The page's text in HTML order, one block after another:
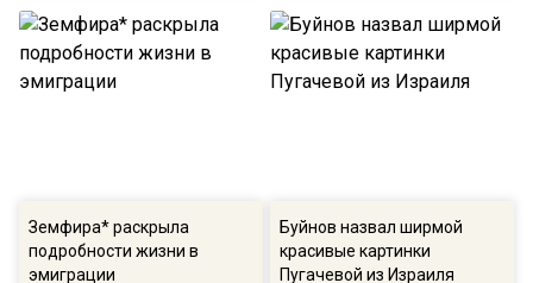
Земфира* раскрыла
подробности жизни в
эмиграции
Буйнов назвал ширмой
красивые картинки
Пугачевой из Израиля